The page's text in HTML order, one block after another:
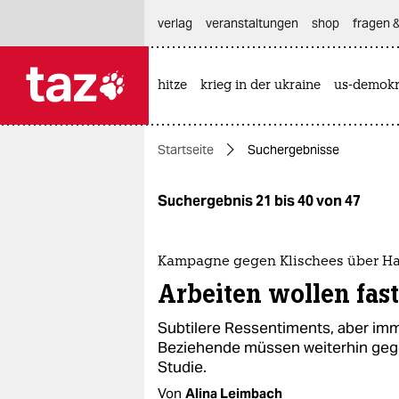
themen
politik
gesellschaft
kultur
sport
verlag
veranstaltungen shop fragen
hitze krieg in der ukraine us-
Startseite Suchergebnisse
Suchergebnis 21 bis 40 von 47
Kampagne gegen Klischees über
Arbeiten wollen
Subtilere Ressentiments, aber
Beziehende müssen weiterhin
Studie.
Von Alina Leimbach